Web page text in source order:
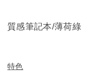
質感筆記本/薄荷綠
特色